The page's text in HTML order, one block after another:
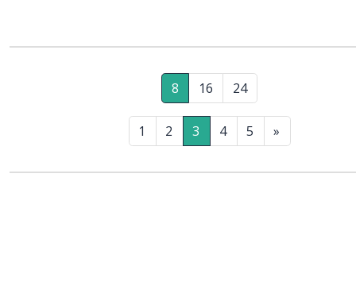
8 16 24
1 2 3 4 5 »